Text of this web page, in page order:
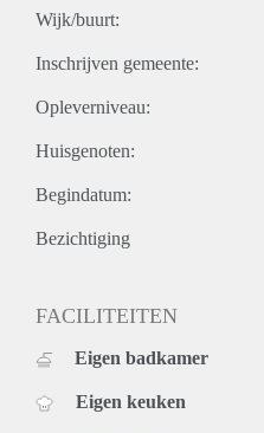
Wijk/buurt:
Inschrijven gemeente:
Opleverniveau:
Huisgenoten:
Begindatum:
Bezichtiging
FACILITEITEN
Eigen badkamer
Eigen keuken